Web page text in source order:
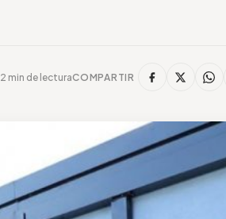
2 min de lecturaCOMPARTIR